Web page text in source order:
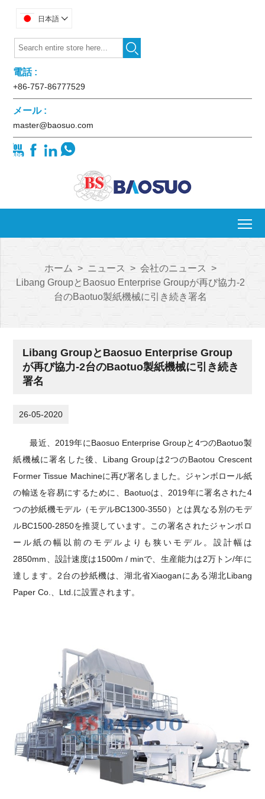
日本語 

電話 :
+86-757-86777529
メール :
master@baosuo.com
   
ホーム > ニュース > 会社のニュース
>
Libang GroupとBaosuo Enterprise Groupが再び協力-2
台のBaotuo製紙機械に引き続き署名
Libang GroupとBaosuo Enterprise Group
が再び協力-2台のBaotuo製紙機械に引き続き
署名
26-05-2020
最近、2019年にBaosuo Enterprise Groupと4つのBaotuo製
紙機械に署名した後、Libang Groupは2つのBaotou Crescent
Former Tissue Machineに再び署名しました。ジャンボロール紙
の輸送を容易にするために、Baotuoは、2019年に署名された4
つの抄紙機モデル（モデルBC1300-3550）とは異なる別のモデ
ルBC1500-2850を推奨しています。この署名されたジャンボロ
ール紙の幅以前のモデルよりも狭いモデル。設計幅は
2850mm、設計速度は1500m / minで、生産能力は2万トン/年に
達します。2台の抄紙機は、湖北省Xiaoganにある湖北Libang
Paper Co.、Ltd.に設置されます。